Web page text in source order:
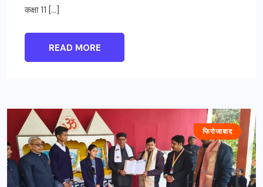
कक्षा 11 […]
READ MORE
फिरोजाबाद